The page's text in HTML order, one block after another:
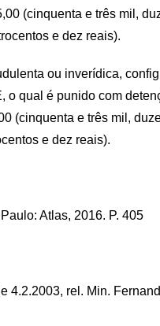
(cinquenta e três mil,
e dez reais).
ou inverídica,
o qual é punido com
(cinquenta e três mil,
e dez reais).
Atlas, 2016. P. 405
4.2.2003, rel. Min.